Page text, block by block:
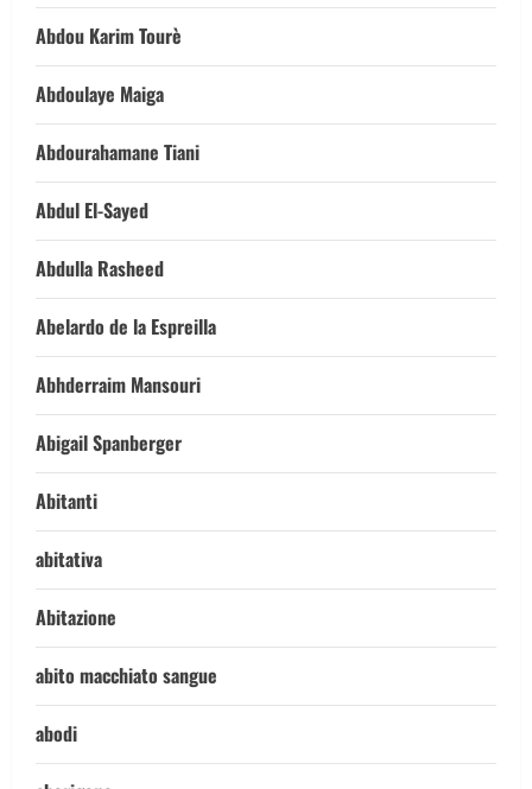
Abdou Karim Tourè
Abdoulaye Maiga
Abdourahamane Tiani
Abdul El-Sayed
Abdulla Rasheed
Abelardo de la Espreilla
Abhderraim Mansouri
Abigail Spanberger
Abitanti
abitativa
Abitazione
abito macchiato sangue
abodi